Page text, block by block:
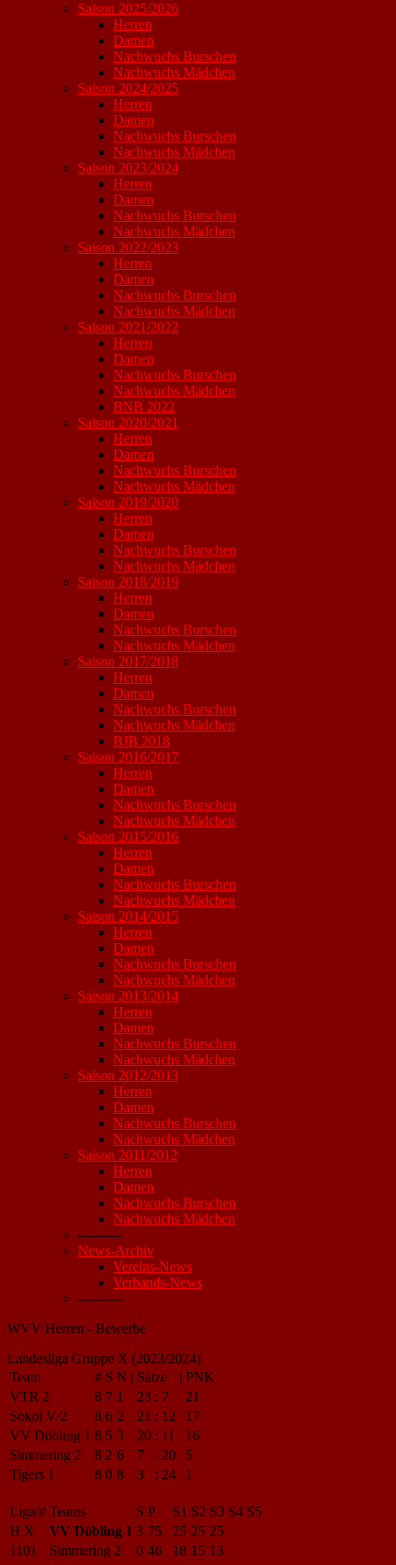
Saison 2025/2026
Herren
Damen
Nachwuchs Burschen
Nachwuchs Mädchen
Saison 2024/2025
Herren
Damen
Nachwuchs Burschen
Nachwuchs Mädchen
Saison 2023/2024
Herren
Damen
Nachwuchs Burschen
Nachwuchs Mädchen
Saison 2022/2023
Herren
Damen
Nachwuchs Burschen
Nachwuchs Mädchen
Saison 2021/2022
Herren
Damen
Nachwuchs Burschen
Nachwuchs Mädchen
BNB 2022
Saison 2020/2021
Herren
Damen
Nachwuchs Burschen
Nachwuchs Mädchen
Saison 2019/2020
Herren
Damen
Nachwuchs Burschen
Nachwuchs Mädchen
Saison 2018/2019
Herren
Damen
Nachwuchs Burschen
Nachwuchs Mädchen
Saison 2017/2018
Herren
Damen
Nachwuchs Burschen
Nachwuchs Mädchen
BJB 2018
Saison 2016/2017
Herren
Damen
Nachwuchs Burschen
Nachwuchs Mädchen
Saison 2015/2016
Herren
Damen
Nachwuchs Burschen
Nachwuchs Mädchen
Saison 2014/2015
Herren
Damen
Nachwuchs Burschen
Nachwuchs Mädchen
Saison 2013/2014
Herren
Damen
Nachwuchs Burschen
Nachwuchs Mädchen
Saison 2012/2013
Herren
Damen
Nachwuchs Burschen
Nachwuchs Mädchen
Saison 2011/2012
Herren
Damen
Nachwuchs Burschen
Nachwuchs Mädchen
----------
News-Archiv
Vereins-News
Verbands-News
----------
WVV Herren - Bewerbe
Landesliga Gruppe X (2023/2024)
Team
# S N | Sätze | PNK
VTR 2
8 7 1 23 : 7
21
Sokol V/2
8 6 2 21 : 12
17
VV Döbling 1 8 5 3 20 : 11
16
Simmering 2
8 2 6 7 : 20
5
Tigers 1
8 0 8 3 : 24 1
Liga/# Teams S P S1 S2 S3 S4 S5
H X
VV Döbling 1 3 75 25 25 25
1101
Simmering 2 0 46 18 15 13